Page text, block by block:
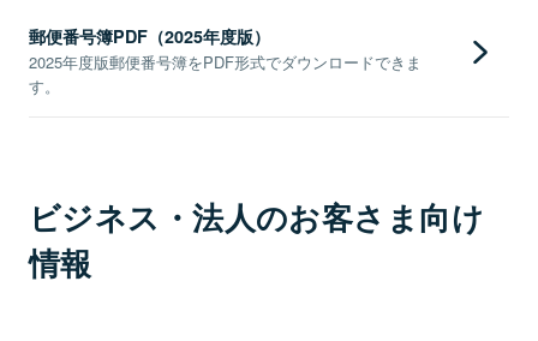
郵便番号簿PDF（2025年度版）
2025年度版郵便番号簿をPDF形式でダウンロードできま
す。
ビジネス・法人のお客さま向け
情報